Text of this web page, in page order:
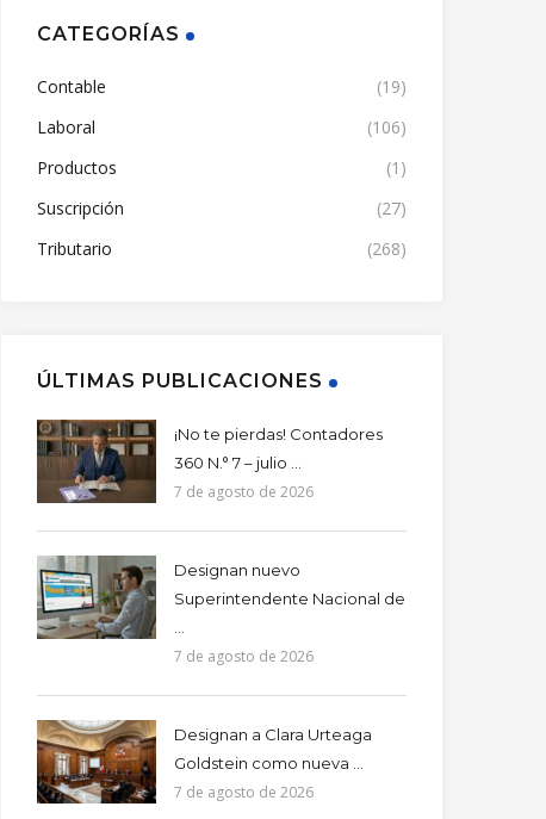
CATEGORÍAS
Contable
(19)
Laboral
(106)
Productos
(1)
Suscripción
(27)
Tributario
(268)
ÚLTIMAS PUBLICACIONES
¡No te pierdas! Contadores
360 N.° 7 – julio ...
7 de agosto de 2026
Designan nuevo
Superintendente Nacional de
7 de agosto de 2026
Designan a Clara Urteaga
Goldstein como nueva ...
7 de agosto de 2026